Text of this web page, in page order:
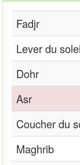
Fadjr
Lever du
Dohr
Asr
Coucher du
Maghrib